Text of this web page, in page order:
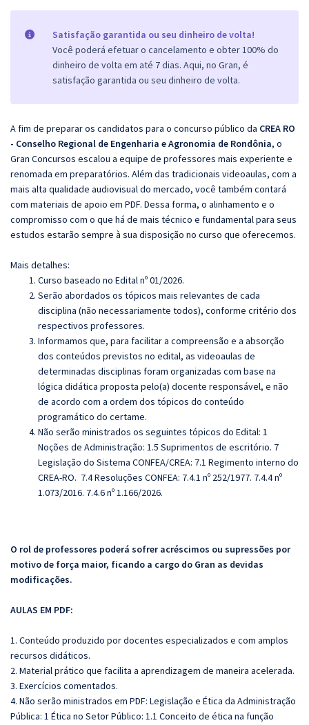
Satisfação garantida ou seu dinheiro de volta!
Você poderá efetuar o cancelamento e obter 100% do
dinheiro de volta em até 7 dias. Aqui, no Gran, é
satisfação garantida ou seu dinheiro de volta.
A fim de preparar os candidatos para o concurso público da CREA RO
- Conselho Regional de Engenharia e Agronomia de Rondônia, o
Gran Concursos escalou a equipe de professores mais experiente e
renomada em preparatórios. Além das tradicionais videoaulas, com a
mais alta qualidade audiovisual do mercado, você também contará
com materiais de apoio em PDF. Dessa forma, o alinhamento e o
compromisso com o que há de mais técnico e fundamental para seus
estudos estarão sempre à sua disposição no curso que oferecemos.
Mais detalhes:
Curso baseado no Edital nº 01/2026.
Serão abordados os tópicos mais relevantes de cada
disciplina (não necessariamente todos), conforme critério dos
respectivos professores.
Informamos que, para facilitar a compreensão e a absorção
dos conteúdos previstos no edital, as videoaulas de
determinadas disciplinas foram organizadas com base na
lógica didática proposta pelo(a) docente responsável, e não
de acordo com a ordem dos tópicos do conteúdo
programático do certame.
Não serão ministrados os seguintes tópicos do Edital: 1
Noções de Administração: 1.5 Suprimentos de escritório. 7
Legislação do Sistema CONFEA/CREA: 7.1 Regimento interno do
CREA-RO. 7.4 Resoluções CONFEA: 7.4.1 nº 252/1977. 7.4.4 nº
1.073/2016. 7.4.6 nº 1.166/2026.
O rol de professores poderá sofrer acréscimos ou supressões por
motivo de força maior, ficando a cargo do Gran as devidas
modificações.
AULAS EM PDF:
1. Conteúdo produzido por docentes especializados e com amplos
recursos didáticos.
2. Material prático que facilita a aprendizagem de maneira acelerada.
3. Exercícios comentados.
4. Não serão ministrados em PDF: Legislação e Ética da Administração
Pública: 1 Ética no Setor Público: 1.1 Conceito de ética na função